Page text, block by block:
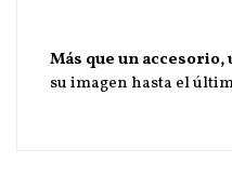
Más que un
su imagen hasta el